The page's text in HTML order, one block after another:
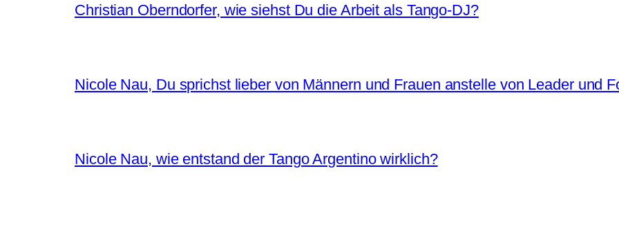
Christian Oberndorfer, wie siehst Du die Arbeit als Tango-DJ?
Nicole Nau, Du sprichst lieber von Männern und Frauen anstelle von Leader und
Nicole Nau, wie entstand der Tango Argentino wirklich?